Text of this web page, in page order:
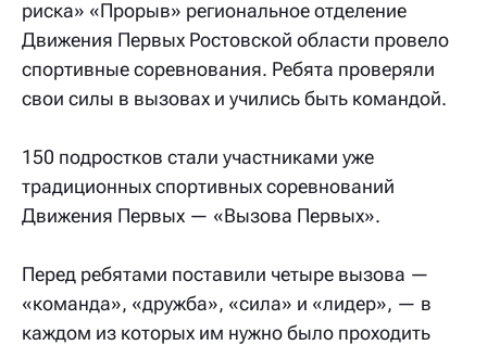
риска» «Прорыв» региональное отделение
Движения Первых Ростовской области провело
спортивные соревнования. Ребята проверяли
свои силы в вызовах и учились быть командой.
150 подростков стали участниками уже
традиционных спортивных соревнований
Движения Первых — «Вызова Первых».
Перед ребятами поставили четыре вызова —
«команда», «дружба», «сила» и «лидер», — в
каждом из которых им нужно было проходить